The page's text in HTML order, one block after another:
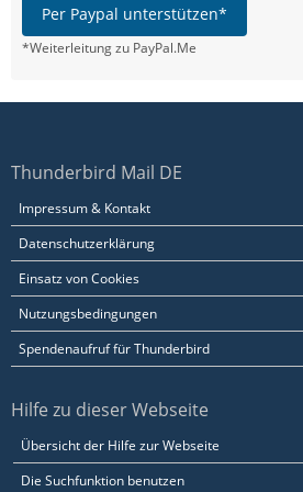
Per Paypal unterstützen*
*Weiterleitung zu PayPal.Me
Thunderbird Mail DE
Impressum & Kontakt
Datenschutzerklärung
Einsatz von Cookies
Nutzungsbedingungen
Spendenaufruf für Thunderbird
Hilfe zu dieser Webseite
Übersicht der Hilfe zur Webseite
Die Suchfunktion benutzen